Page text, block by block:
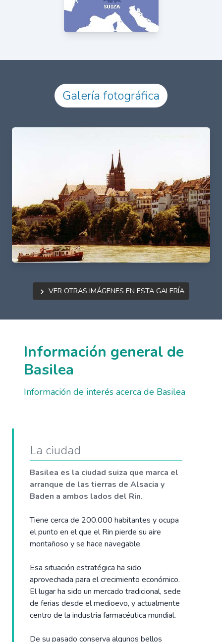
Galería fotográfica
Ver otras imágenes en esta galería
Información general de
Basilea
Información de interés acerca de Basilea
La ciudad
Basilea es la ciudad suiza que marca el
arranque de las tierras de Alsacia y
Baden a ambos lados del Rin.
Tiene cerca de 200.000 habitantes y ocupa
el punto en el que el Rin pierde su aire
montañoso y se hace navegable.
Esa situación estratégica ha sido
aprovechada para el crecimiento económico.
El lugar ha sido un mercado tradicional, sede
de ferias desde el medioevo, y actualmente
centro de la industria farmacéutica mundial.
De su pasado conserva algunos bellos